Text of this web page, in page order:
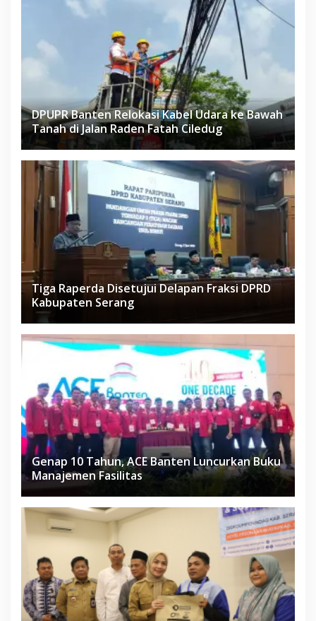
DPUPR Banten Relokasi Kabel Udara ke Bawah
Tanah di Jalan Raden Fatah Ciledug
Tiga Raperda Disetujui Delapan Fraksi DPRD
Kabupaten Serang
Genap 10 Tahun, ACE Banten Luncurkan Buku
Manajemen Fasilitas